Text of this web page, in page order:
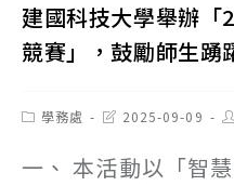
建國科技大學舉辦「
競賽」，鼓勵師生踴
Post學務處
Post2025-09-09
一、 本活動以「智